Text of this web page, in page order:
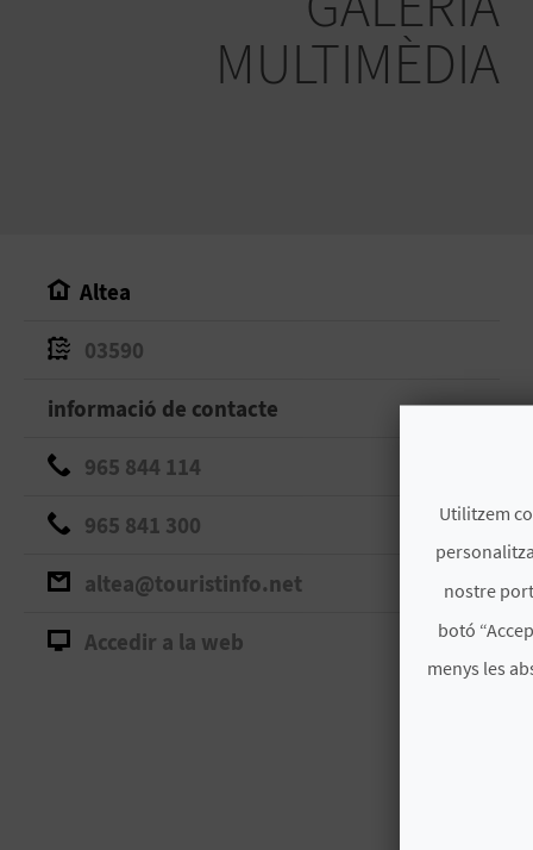
MULTIMÈDIA
Altea
03590
informació de contacte
965 844 114
965 841 300
altea@touristinfo.net
Accedir a la web
Utilitzem
nostre
botó
menys les